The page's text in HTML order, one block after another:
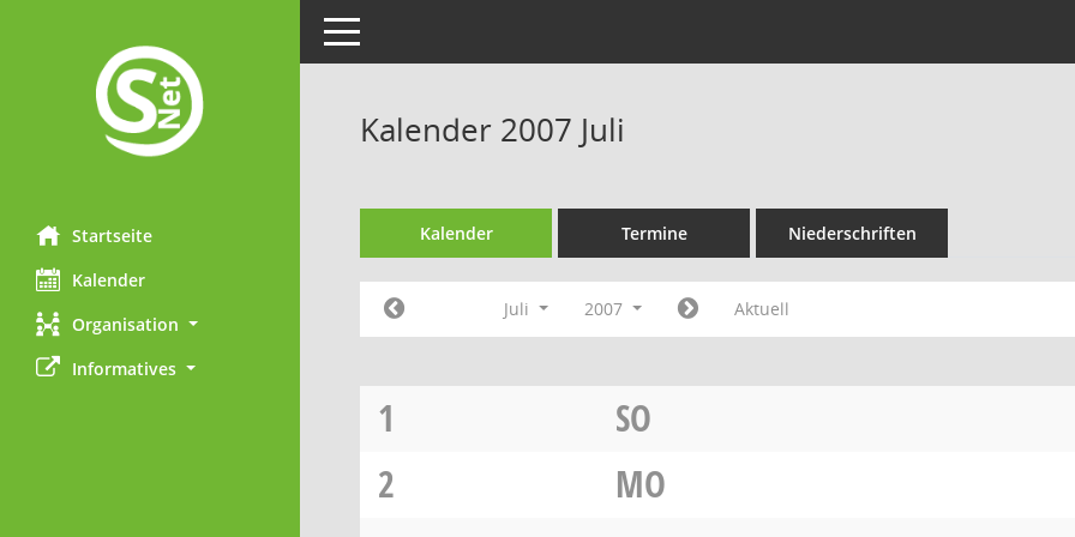
Startseite
Kalender
Organisation
Informatives
Toggle navigation
Kalender 2007 Juli
Kalender Termine Niederschriften
Juli 2007 Aktuell
1
SO
2
MO